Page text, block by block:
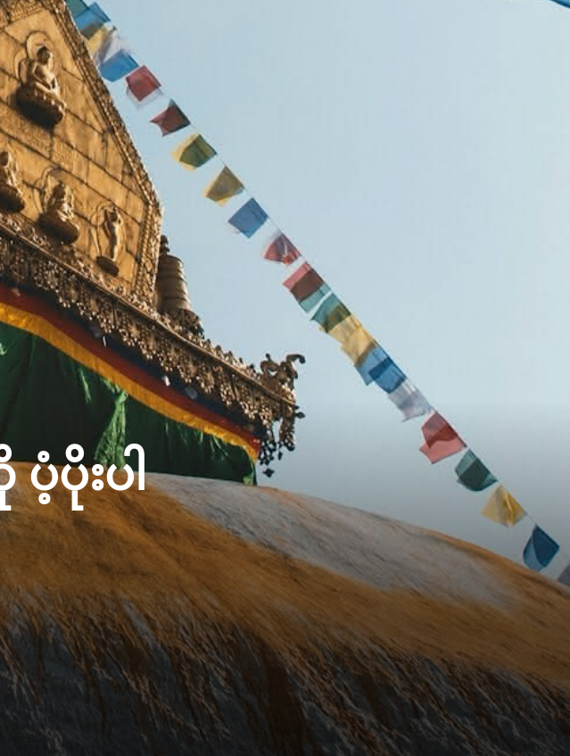
ပိုးပါ